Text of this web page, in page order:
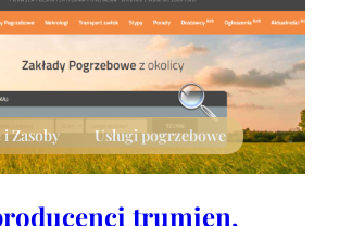
Zasoby Usługi pogrzebowe
trumien,